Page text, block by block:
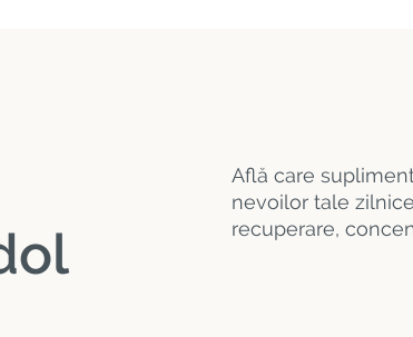
Află care
nevoilor tale
recuperare,